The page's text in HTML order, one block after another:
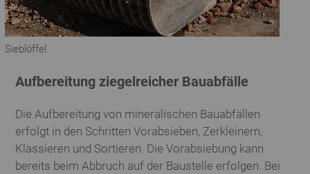
Sieblöffel
Aufbereitung ziegelreicher Bauabfälle
Die Aufbereitung von mineralischen Bauabfällen
erfolgt in den Schritten Vorabsieben, Zerkleinern,
Klassieren und Sortieren. Die Vorabsiebung kann
bereits beim Abbruch auf der Baustelle erfolgen. Bei